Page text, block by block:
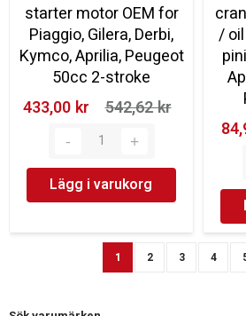
starter motor OEM for
Piaggio, Gilera, Derbi,
Kymco, Aprilia, Peugeot
50cc 2-stroke
433,00 kr‎
542,62 kr‎
Lägg i varukorg
/
SidaYou're currently reading
1 Sida
2 Sida
3 Sida
4